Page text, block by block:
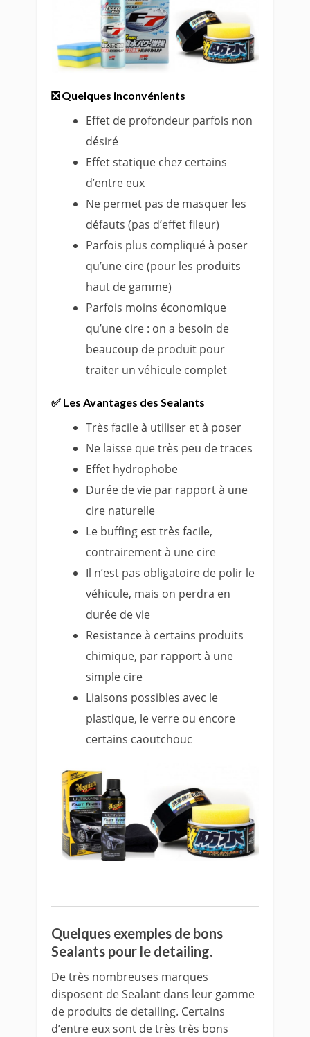
❎ Quelques inconvénients
Effet de profondeur parfois non
désiré
Effet statique chez certains
d’entre eux
Ne permet pas de masquer les
défauts (pas d’effet fileur)
Parfois plus compliqué à poser
qu’une cire (pour les produits
haut de gamme)
Parfois moins économique
qu’une cire : on a besoin de
beaucoup de produit pour
traiter un véhicule complet
✅ Les Avantages des Sealants
Très facile à utiliser et à poser
Ne laisse que très peu de traces
Effet hydrophobe
Durée de vie par rapport à une
cire naturelle
Le buffing est très facile,
contrairement à une cire
Il n’est pas obligatoire de polir le
véhicule, mais on perdra en
durée de vie
Resistance à certains produits
chimique, par rapport à une
simple cire
Liaisons possibles avec le
plastique, le verre ou encore
certains caoutchouc
Quelques exemples de bons
Sealants pour le detailing.
De très nombreuses marques
disposent de Sealant dans leur gamme
de produits de detailing. Certains
d’entre eux sont de très très bons